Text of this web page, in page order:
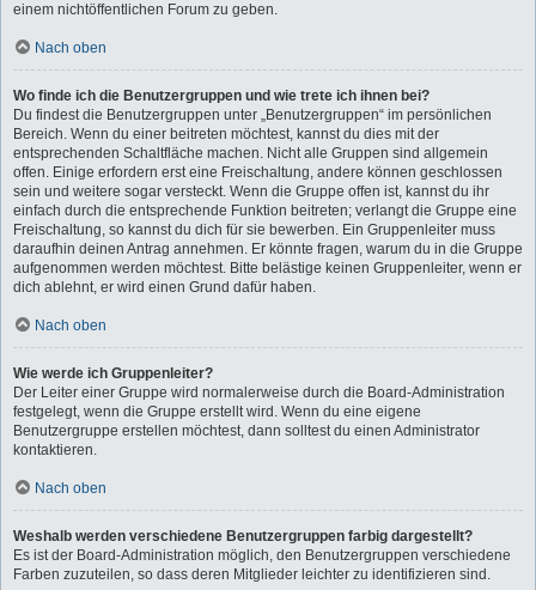
einem nichtöffentlichen Forum zu geben.
Nach oben
Wo finde ich die Benutzergruppen und wie trete ich ihnen bei?
Du findest die Benutzergruppen unter „Benutzergruppen“ im persönlichen
Bereich. Wenn du einer beitreten möchtest, kannst du dies mit der
entsprechenden Schaltfläche machen. Nicht alle Gruppen sind allgemein
offen. Einige erfordern erst eine Freischaltung, andere können geschlossen
sein und weitere sogar versteckt. Wenn die Gruppe offen ist, kannst du ihr
einfach durch die entsprechende Funktion beitreten; verlangt die Gruppe eine
Freischaltung, so kannst du dich für sie bewerben. Ein Gruppenleiter muss
daraufhin deinen Antrag annehmen. Er könnte fragen, warum du in die Gruppe
aufgenommen werden möchtest. Bitte belästige keinen Gruppenleiter, wenn er
dich ablehnt, er wird einen Grund dafür haben.
Nach oben
Wie werde ich Gruppenleiter?
Der Leiter einer Gruppe wird normalerweise durch die Board-Administration
festgelegt, wenn die Gruppe erstellt wird. Wenn du eine eigene
Benutzergruppe erstellen möchtest, dann solltest du einen Administrator
kontaktieren.
Nach oben
Weshalb werden verschiedene Benutzergruppen farbig dargestellt?
Es ist der Board-Administration möglich, den Benutzergruppen verschiedene
Farben zuzuteilen, so dass deren Mitglieder leichter zu identifizieren sind.